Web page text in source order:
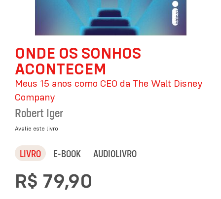
Galeria
imagens
ONDE OS SONHOS
ACONTECEM
Meus 15 anos como CEO da The Walt Disney
Company
Robert Iger
Avalie este livro
LIVRO E-BOOK AUDIOLIVRO
R$ 79,90